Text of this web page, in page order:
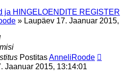
ja HINGELOENDITE REGISTER
» Laupäev 17. Jaanuar 2015,
PostitasAnneliRoode
Jaanuar 2015, 13:14:01